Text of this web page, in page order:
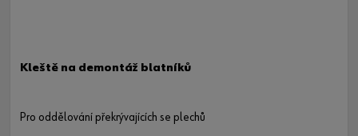
Kleště na demontáž blatníků
Pro oddělování překrývajících se plechů